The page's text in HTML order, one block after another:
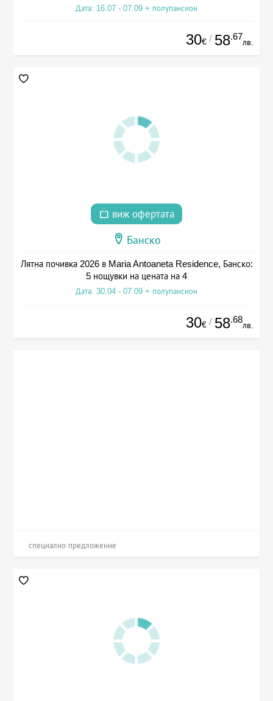
Дата: 16.07 - 07.09 + полупансион
30€ / 58.67
лв.
виж офертата
Банско
Лятна почивка 2026 в Maria Antoaneta Residence, Банско:
5 нощувки на цената на 4
Дата: 30.04 - 07.09 + полупансион
30€ / 58.68
лв.
специално предложение